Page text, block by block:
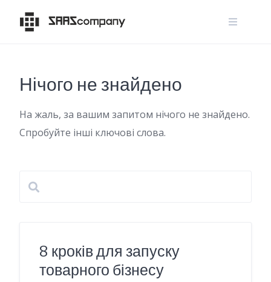
content
Нічого не знайдено
На жаль, за вашим запитом нічого не знайдено.
Спробуйте інші ключові слова.
8 кроків для запуску
товарного бізнесу